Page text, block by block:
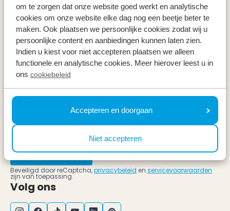
om te zorgen dat onze website goed werkt en analytische
cookies om onze website elke dag nog een beetje beter te
maken. Ook plaatsen we persoonlijke cookies zodat wij u
persoonlijke content en aanbiedingen kunnen laten zien.
Indien u kiest voor niet accepteren plaatsen we alleen
functionele en analytische cookies. Meer hierover leest u in
ons cookiebeleid
Accepteren en doorgaan
Niet accepteren
Op vakantie
Meld u aan voor onze nieuwsbrief
Ontvang, net als 100.000 anderen, inspiratie over de
mooiste omgevingen, fijnste weekenden weg en de
beste prijzen ⤵
Uw e-mailadres *
Schrijf mij in!
Beveiligd door reCaptcha,privacybeleid en servicevoorwaarden
zijn van toepassing.
Volg ons